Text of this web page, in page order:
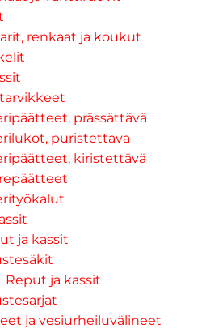
renkaat ja koukut
prässättävä
puristettava
kiristettävä
ja kassit
Reput ja kassit
ja vesiurheiluvälineet